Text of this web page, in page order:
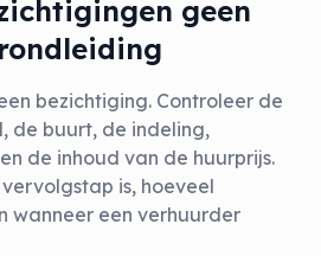
geen
bezichtiging. Controleer de
de buurt, de indeling,
de inhoud van de huurprijs.
is, hoeveel
wanneer een verhuurder